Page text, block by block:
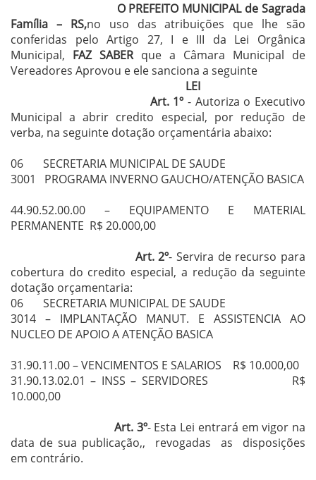
O PREFEITO MUNICIPAL de Sagrada
Família – RS,no uso das atribuições que lhe são
conferidas pelo Artigo 27, I e III da Lei Orgânica
Municipal, FAZ SABERque a Câmara Municipal de
Vereadores Aprovou e ele sanciona a seguinte
LEI
Art. 1º - Autoriza o Executivo
Municipal a abrir credito especial, por redução de
verba, na seguinte dotação orçamentária abaixo:
06 SECRETARIA MUNICIPAL DE SAUDE
3001 PROGRAMA INVERNO GAUCHO/ATENÇÃO BASICA
44.90.52.00.00 – EQUIPAMENTO E MATERIAL
PERMANENTE R$ 20.000,00
Art. 2º- Servira de recurso para
cobertura do credito especial, a redução da seguinte
dotação orçamentaria:
06 SECRETARIA MUNICIPAL DE SAUDE
3014 – IMPLANTAÇÃO MANUT. E ASSISTENCIA AO
NUCLEO DE APOIO A ATENÇÃO BASICA
31.90.11.00 – VENCIMENTOS E SALARIOS R$ 10.000,00
31.90.13.02.01 – INSS – SERVIDORES R$
10.000,00
Art. 3º- Esta Lei entrará em vigor na
data de sua publicação,, revogadas as disposições
em contrário.